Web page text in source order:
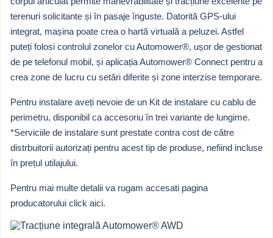
terenuri solicitante și în pasaje înguste. Datorită GPS-ului
integrat, mașina poate crea o hartă virtuală a peluzei. Astfel
puteți folosi controlul zonelor cu Automower®, ușor de gestionat
de pe telefonul mobil, și aplicația Automower® Connect pentru a
crea zone de lucru cu setări diferite și zone interzise temporare.
Pentru instalare aveți nevoie de un Kit de instalare cu cablu de
perimetru, disponibil ca accesoriu în trei variante de lungime.
*Serviciile de instalare sunt prestate contra cost de către
distrbuitorii autorizați pentru acest tip de produse, nefiind incluse
în prețul utilajului.
Pentru mai multe detalii va rugam accesati pagina
producatorului click aici.